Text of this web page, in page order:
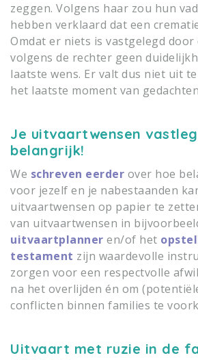
zeggen. Volgens haar zou hun
hebben verklaard dat een
Omdat er niets is vastgelegd door
volgens de rechter geen
laatste wens. Er valt dus niet uit
het laatste moment van
Je uitvaartwensen
belangrijk!
We schreven eerder over hoe
voor jezelf en je nabestaanden
uitvaartwensen op papier te
van uitvaartwensen in
uitvaartplanner en/of het
testament zijn waardevolle
zorgen voor een respectvolle
na het overlijden én om
conflicten binnen families te
Uitvaart met ruzie in de